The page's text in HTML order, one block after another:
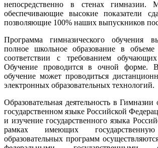
непосредственно в стенах гимназии.
обеспечивающие высокие показатели
позволяющие 100% наших выпускников
Программа гимназического обучения
полное школьное образование в объеме
соответствии с требованием
Обучение проводится в очной форме.
обучение может проводиться
электронных образовательных технологий.
Образовательная деятельность в Гимназии
государственном языке Российской
и изучение государственного языка
рамках имеющих
образовательных программ